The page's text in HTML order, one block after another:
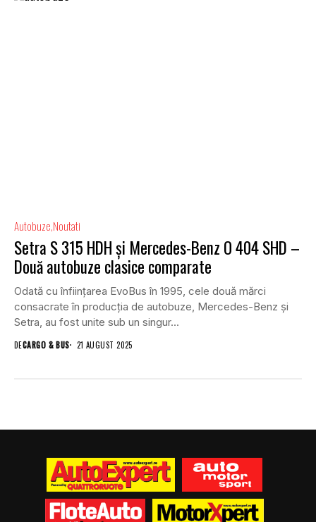
Autobuze Noutati
Setra S 315 HDH și Mercedes-Benz O 404 SHD –
Două autobuze clasice comparate
Odată cu înființarea EvoBus în 1995, cele două mărci
consacrate în producția de autobuze, Mercedes-Benz și
Setra, au fost unite sub un singur...
DECARGO & BUS 21 AUGUST 2025